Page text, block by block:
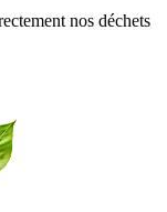
nos déchets